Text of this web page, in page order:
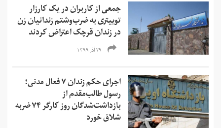
جمعی از کاربران در یک کارزار
توییتری به ضرب‌وشتم زندانیان زن
در زندان قرچک اعتراض کردند
۲۹ آذر ۱۳۹۹
اجرای حکم زندان ۷ فعال مدنی؛
رسول طالب‌مقدم از
بازداشت‌شدگان روز کارگر ۷۴ ضربه
شلاق خورد